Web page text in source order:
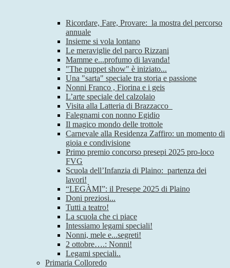
Ricordare, Fare, Provare: la mostra del percorso
annuale
Insieme si vola lontano
Le meraviglie del parco Rizzani
Mamme e...profumo di lavanda!
"The puppet show" è iniziato...
Una "sarta" speciale tra storia e passione
Nonni Franco , Fiorina e i geis
L’arte speciale del calzolaio
Visita alla Latteria di Brazzacco
Falegnami con nonno Egidio
Il magico mondo delle trottole
Carnevale alla Residenza Zaffiro: un momento di
gioia e condivisione
Primo premio concorso presepi 2025 pro-loco
FVG
Scuola dell’Infanzia di Plaino: partenza dei
lavori!
“LEGÀMI”: il Presepe 2025 di Plaino
Doni preziosi...
Tutti a teatro!
La scuola che ci piace
Intessiamo legami speciali!
Nonni, mele e...segreti!
2 ottobre….: Nonni!
Legami speciali..
Primaria Colloredo